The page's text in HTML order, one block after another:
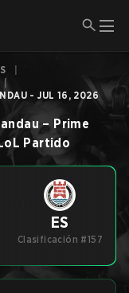
|
- JUL 16, 2026
– Prime
Partido
ES
Clasificación #157